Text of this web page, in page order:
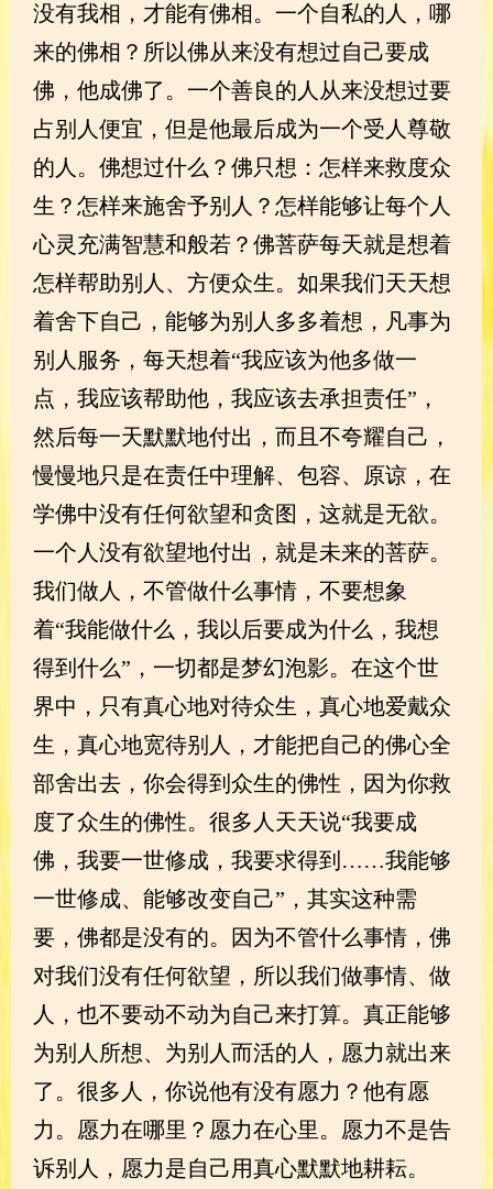
没有我相，才能有佛相。一个自私的人，哪
来的佛相？所以佛从来没有想过自己要成
佛，他成佛了。一个善良的人从来没想过要
占别人便宜，但是他最后成为一个受人尊敬
的人。佛想过什么？佛只想：怎样来救度众
生？怎样来施舍予别人？怎样能够让每个人
心灵充满智慧和般若？佛菩萨每天就是想着
怎样帮助别人、方便众生。如果我们天天想
着舍下自己，能够为别人多多着想，凡事为
别人服务，每天想着“我应该为他多做一
点，我应该帮助他，我应该去承担责任”，
然后每一天默默地付出，而且不夸耀自己，
慢慢地只是在责任中理解、包容、原谅，在
学佛中没有任何欲望和贪图，这就是无欲。
一个人没有欲望地付出，就是未来的菩萨。
我们做人，不管做什么事情，不要想象
着“我能做什么，我以后要成为什么，我想
得到什么”，一切都是梦幻泡影。在这个世
界中，只有真心地对待众生，真心地爱戴众
生，真心地宽待别人，才能把自己的佛心全
部舍出去，你会得到众生的佛性，因为你救
度了众生的佛性。很多人天天说“我要成
佛，我要一世修成，我要求得到……我能够
一世修成、能够改变自己”，其实这种需
要，佛都是没有的。因为不管什么事情，佛
对我们没有任何欲望，所以我们做事情、做
人，也不要动不动为自己来打算。真正能够
为别人所想、为别人而活的人，愿力就出来
了。很多人，你说他有没有愿力？他有愿
力。愿力在哪里？愿力在心里。愿力不是告
诉别人，愿力是自己用真心默默地耕耘。